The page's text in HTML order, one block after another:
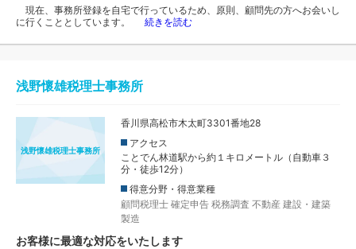
現在、事務所登録を自宅で行っているため、原則、顧問先の方へお会いし
に行くこととしています。 続きを読む
浅野懷雄税理士事務所
浅野懷雄税理士事務所
香川県高松市木太町3301番地28
アクセス
ことでん林道駅から約１キロメートル（自動車３
分・徒歩12分）
得意分野・得意業種
顧問税理士 確定申告 税務調査 不動産 建設・建築
製造
お客様に最適な対応をいたします